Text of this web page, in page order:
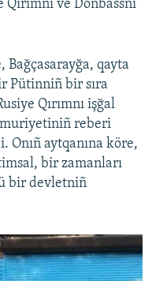
ve Donbassnı
qayta
Pütinniñ bir sıra
Qırımnı işğal
reberi
Onıñ aytqanına köre,
bir zamanları
bir devletniñ